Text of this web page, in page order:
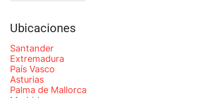
Ubicaciones
Santander
Extremadura
País Vasco
Asturias
Palma de Mallorca